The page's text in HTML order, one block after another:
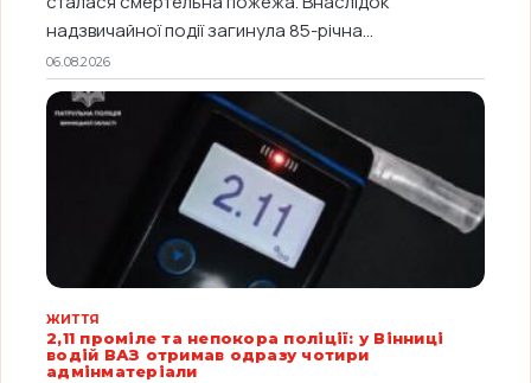
надзвичайної події загинула 85-річна...
06.08.2026
ЖИТТЯ
2,11 проміле та непокора поліції: у Вінниці
водій ВАЗ отримав одразу чотири
адмінматеріали